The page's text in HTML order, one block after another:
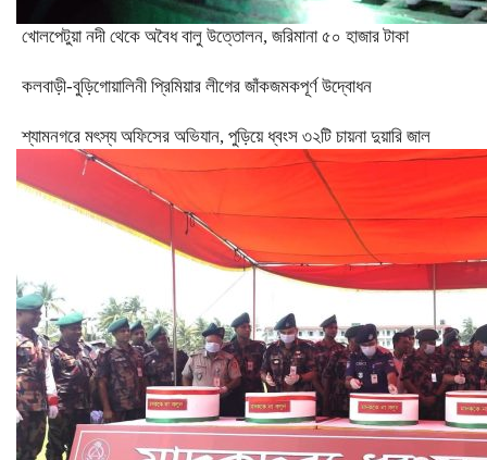
খোলপেটুয়া নদী থেকে অবৈধ বালু উত্তোলন, জরিমানা ৫০ হাজার টাকা
‎কলবাড়ী-বুড়িগোয়ালিনী প্রিমিয়ার লীগের জাঁকজমকপূর্ণ উদ্বোধন
শ্যামনগরে মৎস্য অফিসের অভিযান, পুড়িয়ে ধ্বংস ৩২টি চায়না দুয়ারি জাল